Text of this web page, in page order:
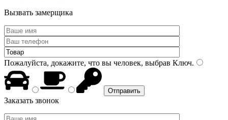
Вызвать замерщика
Пожалуйста, докажите, что вы человек, выбрав Ключ.
Заказать звонок